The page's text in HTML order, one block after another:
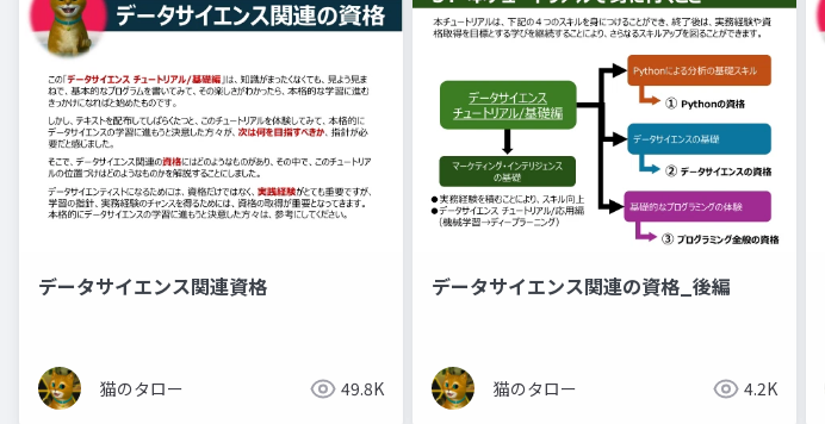
データサイエンス関連資格
猫のタロー 49.8K
データサイエンス関連の資格_後編
猫のタロー 4.2K